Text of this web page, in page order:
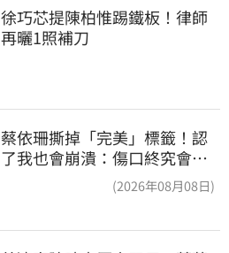
徐巧芯提陳柏惟踢鐵板！律師
再曬1照補刀
蔡依珊撕掉「完美」標籤！認
了我也會崩潰：傷口終究會癒
(2026年08月08日)